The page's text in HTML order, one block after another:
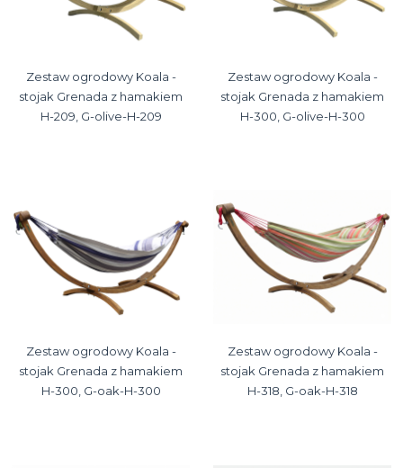
Zestaw ogrodowy Koala -
stojak Grenada z hamakiem
H-209, G-olive-H-209
Zestaw ogrodowy Koala -
stojak Grenada z hamakiem
H-300, G-olive-H-300
Zestaw ogrodowy Koala -
stojak Grenada z hamakiem
H-300, G-oak-H-300
Zestaw ogrodowy Koala -
stojak Grenada z hamakiem
H-318, G-oak-H-318